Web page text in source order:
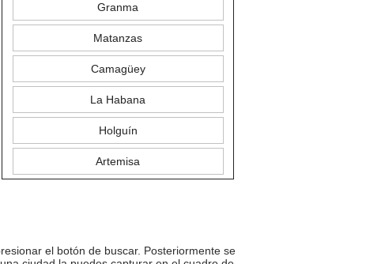
Granma
Matanzas
Camagüey
La Habana
Holguín
Artemisa
el botón de buscar. Posteriormente se